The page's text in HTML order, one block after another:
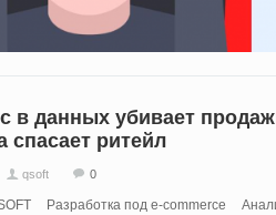
в данных убивает
спасает ритейл
qsoft 0
Разработка под e-commerce